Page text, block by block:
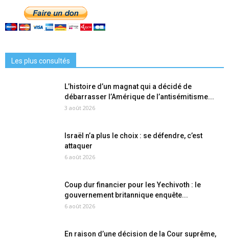
Les plus consultés
L’histoire d’un magnat qui a décidé de
débarrasser l’Amérique de l’antisémitisme...
3 août 2026
Israël n’a plus le choix : se défendre, c’est
attaquer
6 août 2026
Coup dur financier pour les Yechivoth : le
gouvernement britannique enquête...
6 août 2026
En raison d’une décision de la Cour suprême,